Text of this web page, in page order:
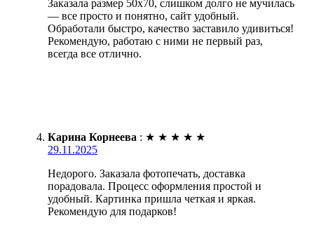
Заказала размер 50х70, слишком долго не мучилась
— все просто и понятно, сайт удобный.
Обработали быстро, качество заставило удивиться!
Рекомендую, работаю с ними не первый раз,
всегда все отлично.
Карина Корнеева : ★ ★ ★ ★ ★
29.11.2025
Недорого. Заказала фотопечать, доставка
порадовала. Процесс оформления простой и
удобный. Картинка пришла четкая и яркая.
Рекомендую для подарков!